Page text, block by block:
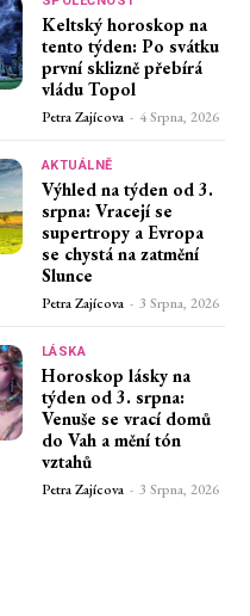
Keltský horoskop na
tento týden: Po svátku
první sklizně přebírá
vládu Topol
Petra Zajícova - 4 Srpna, 2026
AKTUÁLNĚ
Výhled na týden od 3.
srpna: Vracejí se
supertropy a Evropa
se chystá na zatmění
Slunce
Petra Zajícova - 3 Srpna, 2026
LÁSKA
Horoskop lásky na
týden od 3. srpna:
Venuše se vrací domů
do Vah a mění tón
vztahů
Petra Zajícova - 3 Srpna, 2026